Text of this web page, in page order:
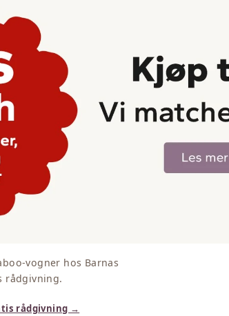
vogner hos Barnas
rådgivning.
rådgivning →